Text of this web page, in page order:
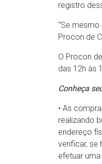
registro
“Se
Procon de
O Procon
das 12h às
Conheça
• As
realizando
endereço
verificar, se
efetuar